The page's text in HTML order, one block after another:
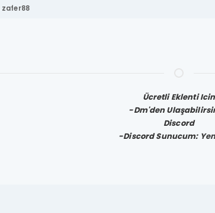
zafer88
Ücretli Eklenti Icin
-Dm'den
Discord
-Discord Sunucum: